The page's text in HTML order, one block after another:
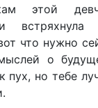
этой
встряхнула
что нужно
о
пух, но тебе